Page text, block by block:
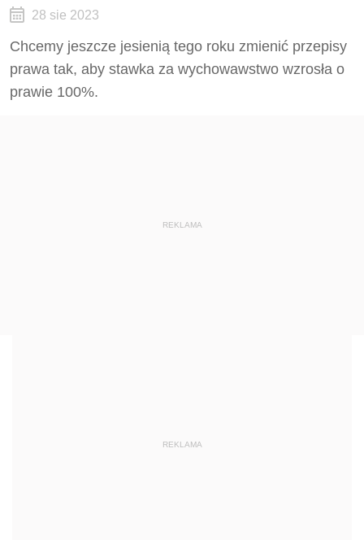
28 sie 2023
Chcemy jeszcze jesienią tego roku zmienić przepisy
prawa tak, aby stawka za wychowawstwo wzrosła o
prawie 100%.
REKLAMA
REKLAMA